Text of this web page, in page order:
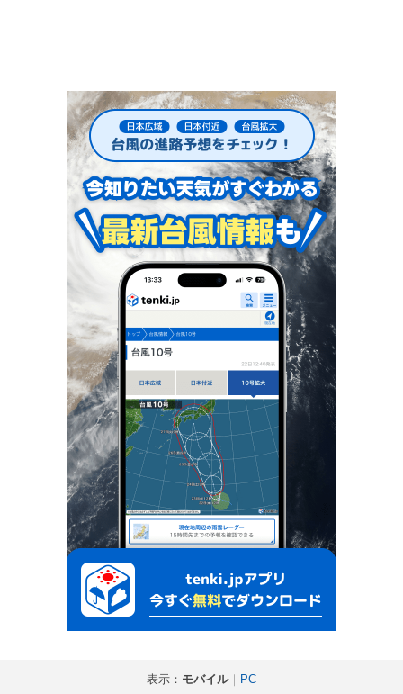
表示： モバイル｜ PC